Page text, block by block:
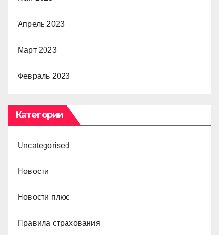
Апрель 2023
Март 2023
Февраль 2023
Категории
Uncategorised
Новости
Новости плюс
Правила страхования